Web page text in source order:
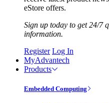
eStore offers.
Sign up today to get 24/7
information.
Register Log In
MyAdvantech
Products
Embedded Computing